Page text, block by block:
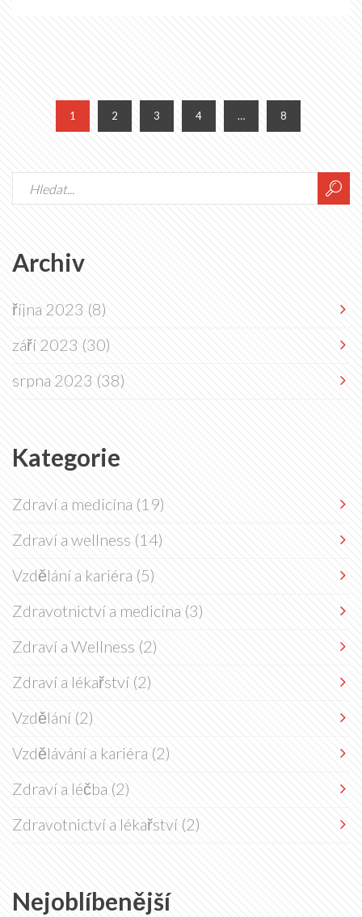
1 2 3 4 … 8
Archiv
října 2023 (8)
září 2023 (30)
srpna 2023 (38)
Kategorie
Zdraví a medicína (19)
Zdraví a wellness (14)
Vzdělání a kariéra (5)
Zdravotnictví a medicína (3)
Zdraví a Wellness (2)
Zdraví a lékařství (2)
Vzdělání (2)
Vzdělávání a kariéra (2)
Zdraví a léčba (2)
Zdravotnictví a lékařství (2)
Nejoblíbenější